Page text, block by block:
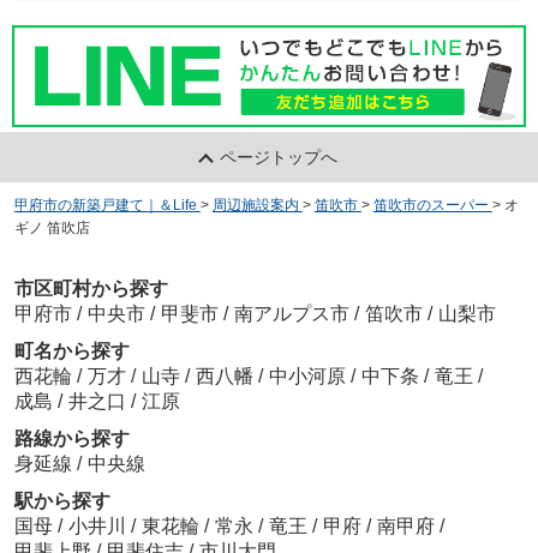
ページトップへ
甲府市の新築戸建て｜＆Life > 周辺施設案内 > 笛吹市 > 笛吹市のスーパー > オ
ギノ 笛吹店
市区町村から探す
甲府市 / 中央市 / 甲斐市 / 南アルプス市 / 笛吹市 / 山梨市
町名から探す
西花輪 / 万才 / 山寺 / 西八幡 / 中小河原 / 中下条 / 竜王 /
成島 / 井之口 / 江原
路線から探す
身延線 / 中央線
駅から探す
国母 / 小井川 / 東花輪 / 常永 / 竜王 / 甲府 / 南甲府 /